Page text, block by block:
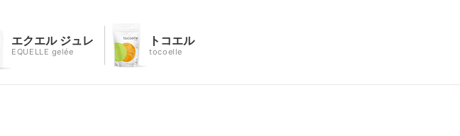
エクエル ジュレ
EQUELLE gelée
トコエル
tocoelle